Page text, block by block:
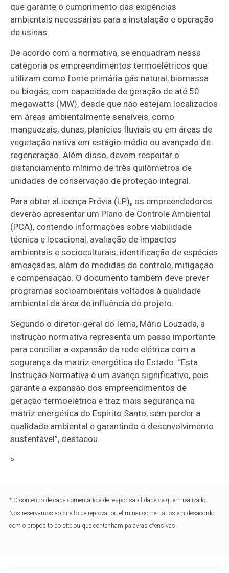
que garante o cumprimento das exigências
ambientais necessárias para a instalação e operação
de usinas.
De acordo com a normativa, se enquadram nessa
categoria os empreendimentos termoelétricos que
utilizam como fonte primária gás natural, biomassa
ou biogás, com capacidade de geração de até 50
megawatts (MW), desde que não estejam localizados
em áreas ambientalmente sensíveis, como
manguezais, dunas, planícies fluviais ou em áreas de
vegetação nativa em estágio médio ou avançado de
regeneração. Além disso, devem respeitar o
distanciamento mínimo de três quilômetros de
unidades de conservação de proteção integral.
Para obter aLicença Prévia (LP), os empreendedores
deverão apresentar um Plano de Controle Ambiental
(PCA), contendo informações sobre viabilidade
técnica e locacional, avaliação de impactos
ambientais e socioculturais, identificação de espécies
ameaçadas, além de medidas de controle, mitigação
e compensação. O documento também deve prever
programas socioambientais voltados à qualidade
ambiental da área de influência do projeto.
Segundo o diretor-geral do Iema, Mário Louzada, a
instrução normativa representa um passo importante
para conciliar a expansão da rede elétrica com a
segurança da matriz energética do Estado. “Esta
Instrução Normativa é um avanço significativo, pois
garante a expansão dos empreendimentos de
geração termoelétrica e traz mais segurança na
matriz energética do Espírito Santo, sem perder a
qualidade ambiental e garantindo o desenvolvimento
sustentável”, destacou.
>
* O conteúdo de cada comentário é de responsabilidade de quem realizá-lo.
Nos reservamos ao direito de reprovar ou eliminar comentários em desacordo
com o propósito do site ou que contenham palavras ofensivas.